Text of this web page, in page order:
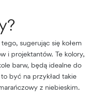
sugerując się kołem
i projektantów. Te kolory,
barw, będą idealne do
być na przykład takie
z niebieskim.